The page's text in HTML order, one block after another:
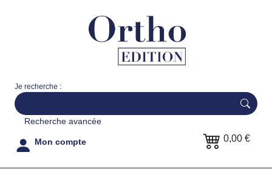
Je recherche :
Recherche avancée
Mon compte 0,00 €